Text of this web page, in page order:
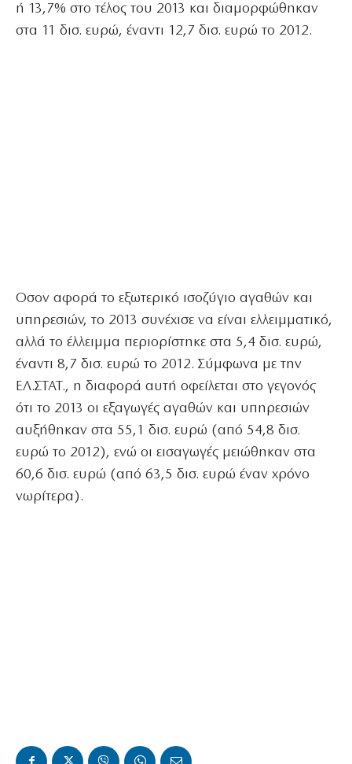
ή 13,7% στο τέλος του 2013 και διαμορφώθηκαν
στα 11 δισ. ευρώ, έναντι 12,7 δισ. ευρώ το 2012.
Οσον αφορά το εξωτερικό ισοζύγιο αγαθών και
υπηρεσιών, το 2013 συνέχισε να είναι ελλειμματικό,
αλλά το έλλειμμα περιορίστηκε στα 5,4 δισ. ευρώ,
έναντι 8,7 δισ. ευρώ το 2012. Σύμφωνα με την
ΕΛ.ΣΤΑΤ., η διαφορά αυτή οφείλεται στο γεγονός
ότι το 2013 οι εξαγωγές αγαθών και υπηρεσιών
αυξήθηκαν στα 55,1 δισ. ευρώ (από 54,8 δισ.
ευρώ το 2012), ενώ οι εισαγωγές μειώθηκαν στα
60,6 δισ. ευρώ (από 63,5 δισ. ευρώ έναν χρόνο
νωρίτερα).